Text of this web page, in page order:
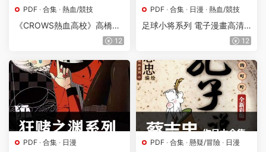
PDF · 合集 · 熱血/競技
《CROWS熱血高校》高橋弘
創作 PDF版【系列10部完
12
PDF · 合集 · 日漫 · 熱血/競技
足球小将系列 電子漫畫高清
版資源下載【7部合集完結】12
PDF · 合集 · 日漫 PDF · 合集 · 懸疑/冒險 · 日漫